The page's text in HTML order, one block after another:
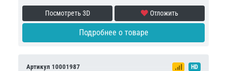
Посмотреть 3D Отложить
Подробнее о товаре
Артикул 10001987 HD